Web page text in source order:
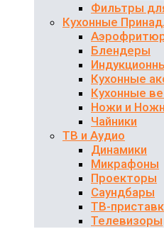
Фильтры
Кухонные
Блендеры
Кухонные
Кухонные
Ножи и
Чайники
ТВ и Аудио
Динамики
Микрафоны
Проекторы
Саундбары
ТВ-
Телевизоры